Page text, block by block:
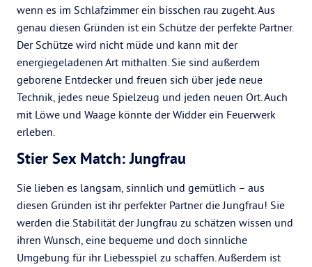
wenn es im Schlafzimmer ein bisschen rau zugeht. Aus
genau diesen Gründen ist ein Schütze der perfekte Partner.
Der Schütze wird nicht müde und kann mit der
energiegeladenen Art mithalten. Sie sind außerdem
geborene Entdecker und freuen sich über jede neue
Technik, jedes neue Spielzeug und jeden neuen Ort. Auch
mit Löwe und Waage könnte der Widder ein Feuerwerk
erleben.
Stier Sex Match: Jungfrau
Sie lieben es langsam, sinnlich und gemütlich – aus
diesen Gründen ist ihr perfekter Partner die Jungfrau! Sie
werden die Stabilität der Jungfrau zu schätzen wissen und
ihren Wunsch, eine bequeme und doch sinnliche
Umgebung für ihr Liebesspiel zu schaffen. Außerdem ist